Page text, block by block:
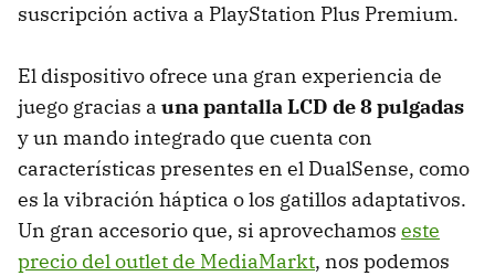
suscripción activa a PlayStation Plus Premium.
El dispositivo ofrece una gran experiencia de
juego gracias a una pantalla LCD de 8 pulgadas
y un mando integrado que cuenta con
características presentes en el DualSense, como
es la vibración háptica o los gatillos adaptativos.
Un gran accesorio que, si aprovechamos este
precio del outlet de MediaMarkt, nos podemos